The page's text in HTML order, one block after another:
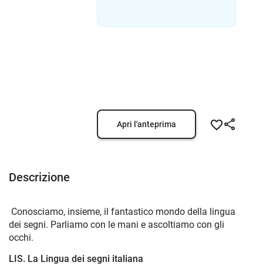
Apri l'anteprima
Descrizione
Conosciamo, insieme, il fantastico mondo della lingua
dei segni. Parliamo con le mani e ascoltiamo con gli
occhi.
LIS. La Lingua dei segni italiana